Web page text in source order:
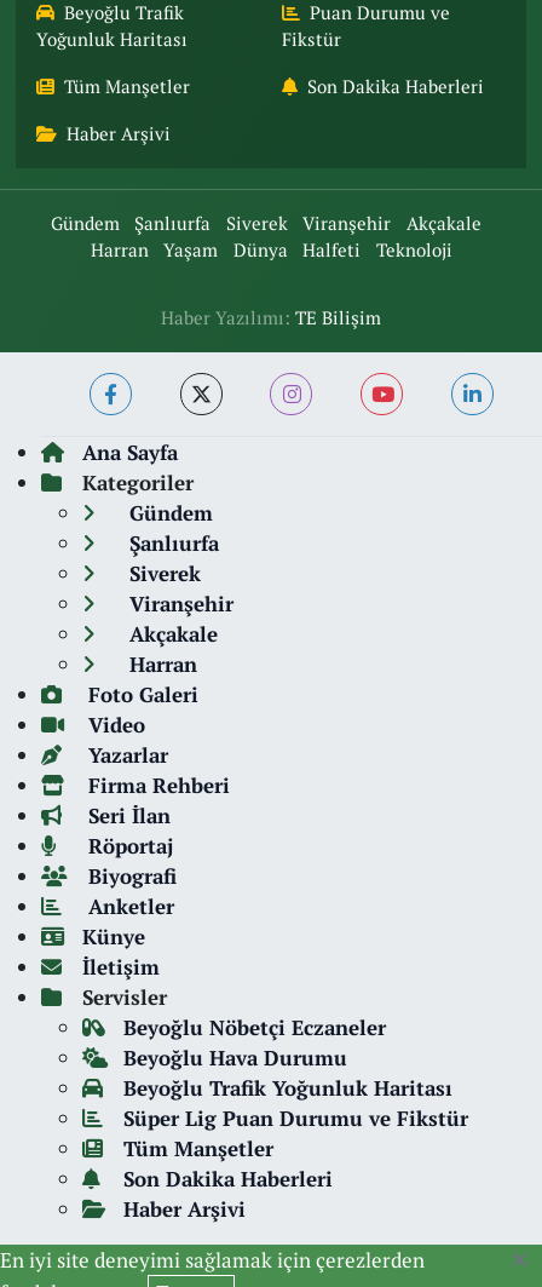
Beyoğlu Trafik
Yoğunluk Haritası
Puan Durumu ve
Fikstür
Tüm Manşetler Son Dakika Haberleri
Haber Arşivi
Gündem Şanlıurfa Siverek Viranşehir
Akçakale
Harran
Yaşam Dünya Halfeti Teknoloji
Haber Yazılımı: TE Bilişim
Ana Sayfa
Kategoriler
Gündem
Şanlıurfa
Siverek
Viranşehir
Akçakale
Harran
Foto Galeri
Video
Yazarlar
Firma Rehberi
Seri İlan
Röportaj
Biyografi
Anketler
Künye
İletişim
Servisler
Beyoğlu Nöbetçi Eczaneler
Beyoğlu Hava Durumu
Beyoğlu Trafik Yoğunluk Haritası
Süper Lig Puan Durumu ve Fikstür
Tüm Manşetler
Son Dakika Haberleri
Haber Arşivi
En iyi site deneyimi sağlamak için çerezlerden